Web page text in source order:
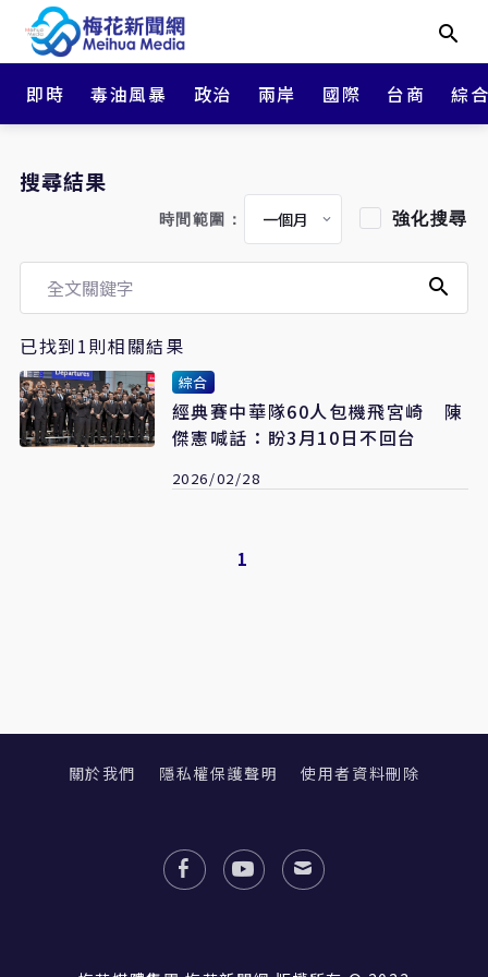
即時 毒油風暴 政治 兩岸 國際 台商 綜
搜尋結果
時間範圍： 強化搜尋
已找到1則相關結果
綜合
經典賽中華隊60人包機飛宮崎 陳
傑憲喊話：盼3月10日不回台
2026/02/28
1
關於我們 隱私權保護聲明 使用者資料刪除